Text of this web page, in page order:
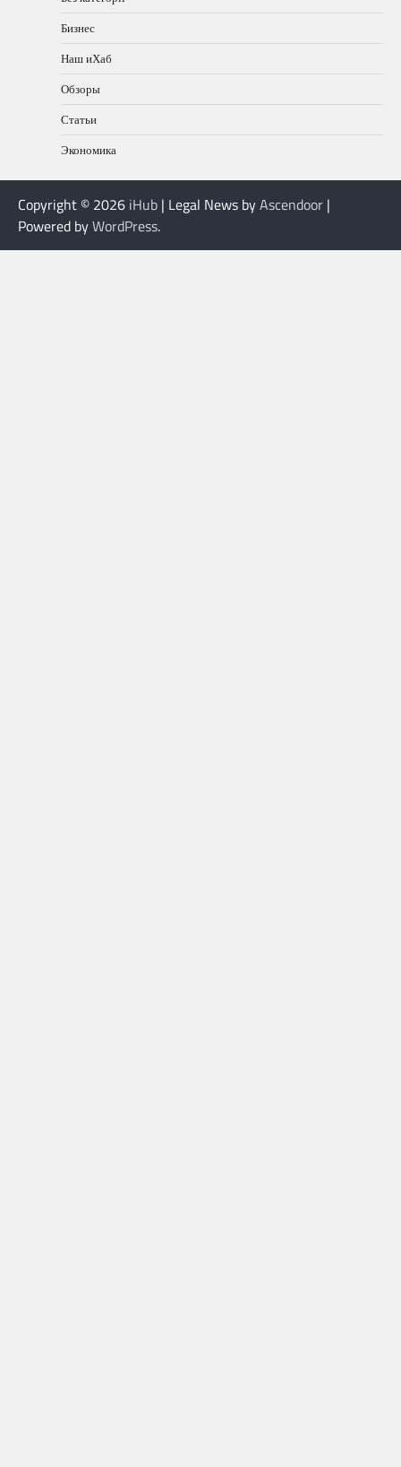
Бизнес
Наш иХаб
Обзоры
Статьи
Экономика
Copyright © 2026 iHub | Legal News byAscendoor |
Powered byWordPress.